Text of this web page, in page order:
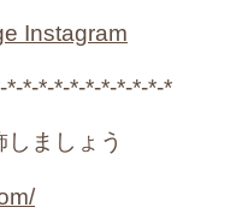
Instagram
*-*-*-*-*-*-*-*-*-*
ましょう